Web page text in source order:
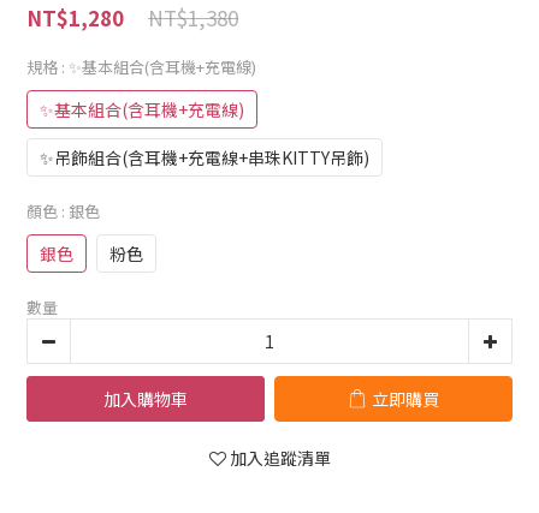
NT$1,380
NT$1,280
規格 : ✨基本組合(含耳機+充電線)
✨基本組合(含耳機+充電線)
✨吊飾組合(含耳機+充電線+串珠KITTY吊飾)
顏色 : 銀色
銀色 粉色
數量
加入購物車 立即購買
加入追蹤清單